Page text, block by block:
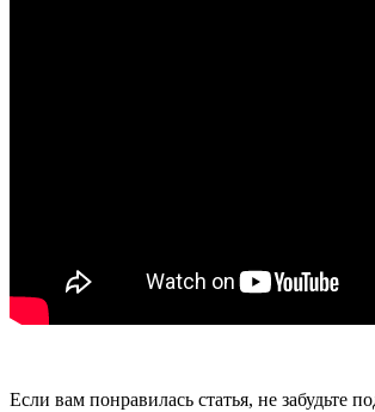
Если вам понравилась статья, не забудьте